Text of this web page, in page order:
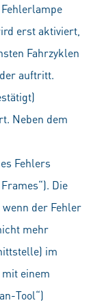
erst aktiviert,
Fahrzyklen
auftritt.
Neben dem
Fehlers
Die
der Fehler
mehr
im
einem
Tool“)